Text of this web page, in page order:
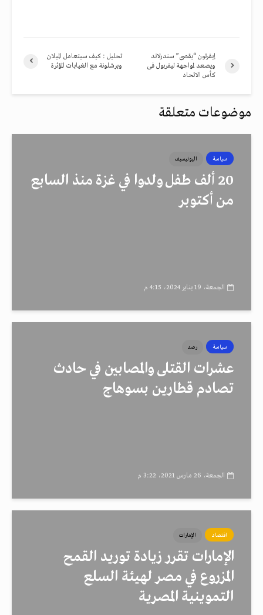
تحليل : كيف سيتعامل الميلان
وبرشلونة مع الغيابات المؤثرة
إيفرتون “يقصى” سندرلاند
ويصعد لمواجهة ليفربول فى
كأس الاتحاد
موضوعات متعلقة
سياسة اليونيسيف
20 ألف طفل ولدوا في غزة منذ السابع
من أكتوبر
الجمعة، 19 يناير 2024، 4:15 م
سياسة رصد
عشرات القتلى والمصابين في حادث
تصادم قطارين بسوهاج
الجمعة، 26 مارس 2021، 3:22 م
اقتصاد الإمارات
الإمارات تقرر زيادة توريد القمح
المزروع في مصر لهيئة السلع
التموينية المصرية